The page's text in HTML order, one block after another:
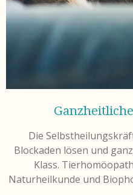
Die
Blockaden lösen und
Klass.
Naturheilkunde und